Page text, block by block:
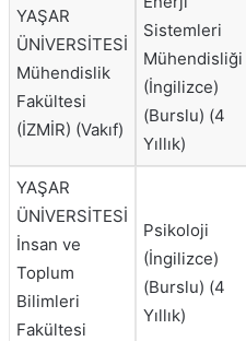
YAŞAR
ÜNİVERSİTESİ
Mühendislik
Fakültesi
(İZMİR) (Vakıf)
Sistemleri
Mühendisliği
(İngilizce)
(Burslu) (4
Yıllık)
YAŞAR
ÜNİVERSİTESİ
İnsan ve
Toplum
Bilimleri
Fakültesi
Psikoloji
(İngilizce)
(Burslu) (4
Yıllık)